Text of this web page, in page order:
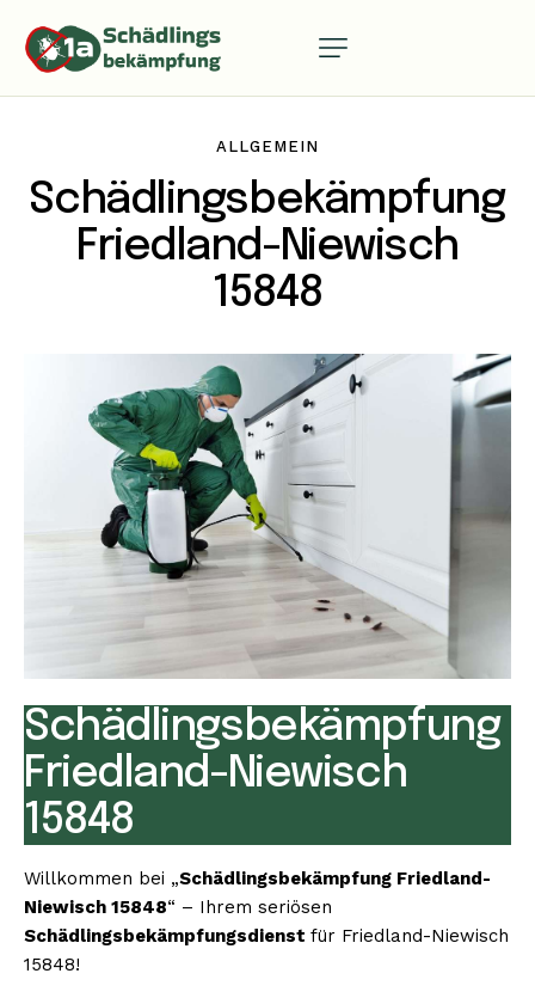
ALLGEMEIN
Schädlingsbekämpfung
Friedland-Niewisch
15848
Schädlingsbekämpfung
Friedland-Niewisch
15848
Willkommen bei „Schädlingsbekämpfung Friedland-
Niewisch 15848“ – Ihrem seriösen
Schädlingsbekämpfungsdienst für Friedland-Niewisch
15848!